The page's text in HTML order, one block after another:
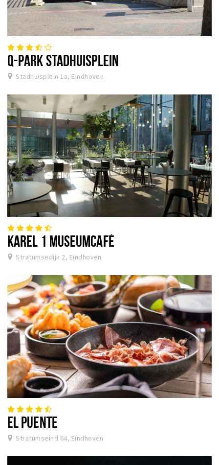
Q-PARK STADHUISPLEIN
Stadhuisplein 1a, Eindhoven
KAREL 1 MUSEUMCAFÉ
Stratumsedijk 2, Eindhoven
EL PUENTE
Stratumseind 64, Eindhoven